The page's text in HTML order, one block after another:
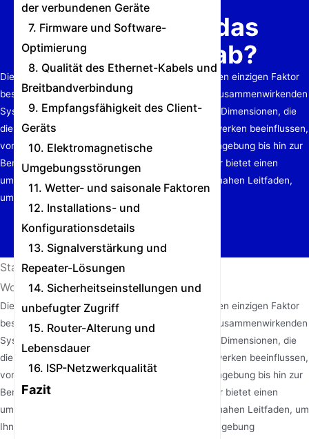
Wovon hängt das
Routersignal ab?
Die Stärke des Routersignals wird nicht durch einen einzigen Faktor
bestimmt; sie ist das Ergebnis eines komplexen, zusammenwirkenden
Systems. Dieser Artikel beleuchtet zwölf zentrale Dimensionen, die
die Abdeckung und Qualität von drahtlosen Netzwerken beeinflussen,
von der Hardwareleistung und der physischen Umgebung bis hin zur
Benutzerkonfiguration und externen Störungen. Er bietet einen
umfassenden, professionellen und äußerst praxisnahen Leitfaden,
um…
Startseite / Nachrichten
Wovon hängt das Routersignal ab?
der verbundenen Geräte
7. Firmware und Software-
Optimierung
8. Qualität des Ethernet-Kabels und
Breitbandverbindung
9. Empfangsfähigkeit des Client-
Geräts
10. Elektromagnetische
Umgebungsstörungen
11. Wetter- und saisonale Faktoren
12. Installations- und
Konfigurationsdetails
13. Signalverstärkung und
Repeater-Lösungen
14. Sicherheitseinstellungen und
unbefugter Zugriff
15. Router-Alterung und
Lebensdauer
16. ISP-Netzwerkqualität
Fazit
Die Stärke des Routersignals wird nicht durch einen einzigen Faktor
bestimmt; sie ist das Ergebnis eines komplexen, zusammenwirkenden
Systems. Dieser Artikel beleuchtet zwölf zentrale Dimensionen, die
die Abdeckung und Qualität von drahtlosen Netzwerken beeinflussen,
von der Hardwareleistung und der physischen Umgebung bis hin zur
Benutzerkonfiguration und externen Störungen. Er bietet einen
umfassenden, professionellen und äußerst praxisnahen Leitfaden, um
Ihnen zu helfen, Ihre Heim- oder Büronetzwerkumgebung